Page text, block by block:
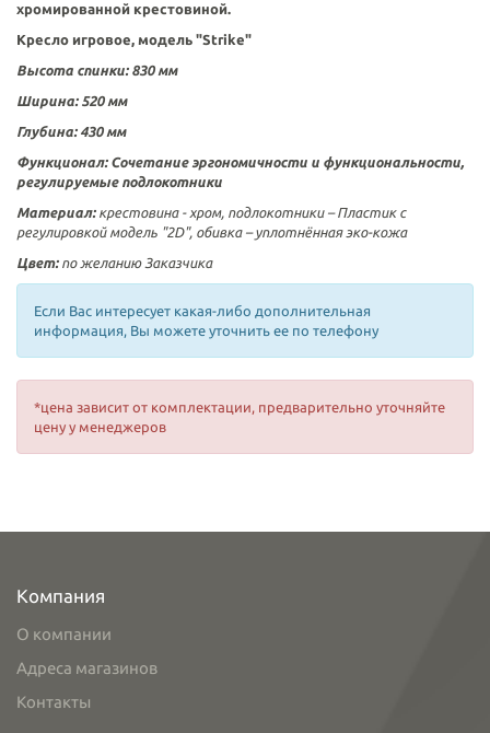
хромированной крестовиной.
Кресло игровое, модель "Strike"
Высота спинки: 830мм
Ширина:520 мм
Глубина: 430 мм
Функционал:Сочетание эргономичности и функциональности,
регулируемые подлокотники
Материал:крестовина - хром, подлокотники –Пластик с
регулировкой модель "2D", обивка – уплотнённая эко-кожа
Цвет: по желанию Заказчика
Если Вас интересует какая-либо дополнительная
информация, Вы можете уточнить ее по телефону
*цена зависит от комплектации, предварительно уточняйте
цену у менеджеров
Компания
О компании
Адреса магазинов
Контакты